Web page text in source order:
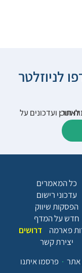
לניוזלטר
– נא להרשם לאתר:
כל המאמרים
עדכוני רישום
הפסקות שיווק
חדש על המדף
פארמה
דרושים
יצירת קשר
אתר פרסמו איתנו